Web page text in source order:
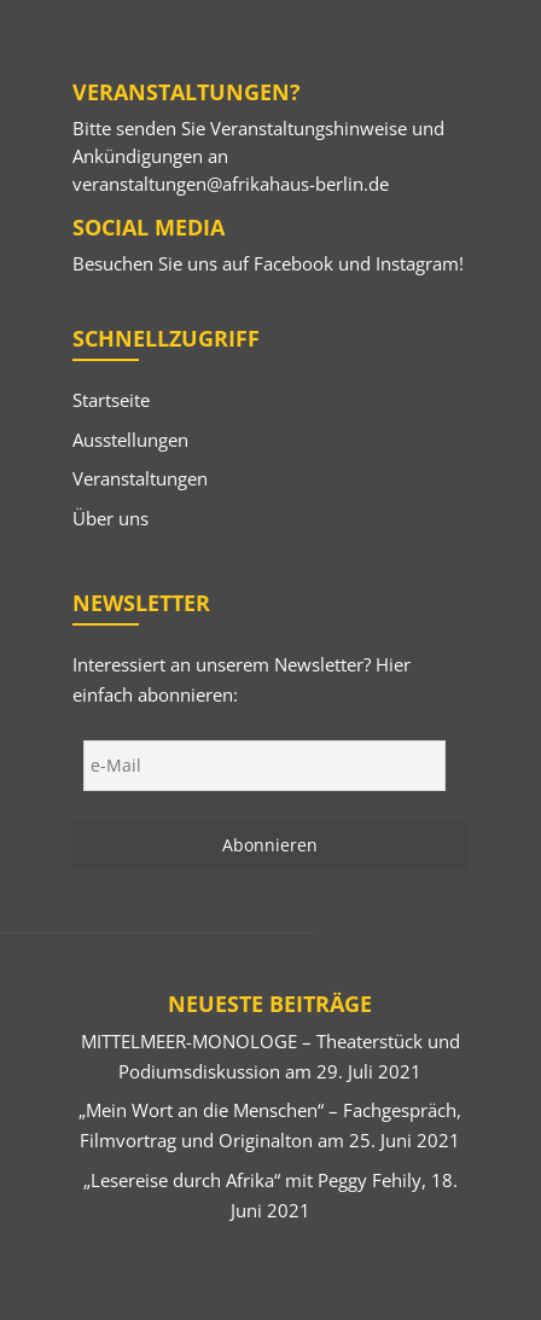
VERANSTALTUNGEN?
Bitte senden Sie Veranstaltungshinweise und
Ankündigungen an
veranstaltungen@afrikahaus-berlin.de
SOCIAL MEDIA
Besuchen Sie uns auf Facebookund Instagram!
SCHNELLZUGRIFF
Startseite
Ausstellungen
Veranstaltungen
Über uns
NEWSLETTER
Interessiert an unserem Newsletter? Hier
einfach abonnieren:
NEUESTE BEITRÄGE
MITTELMEER-MONOLOGE – Theaterstück und
Podiumsdiskussion am 29. Juli 2021
„Mein Wort an die Menschen“ – Fachgespräch,
Filmvortrag und Originalton am 25. Juni 2021
„Lesereise durch Afrika“ mit Peggy Fehily, 18.
Juni 2021